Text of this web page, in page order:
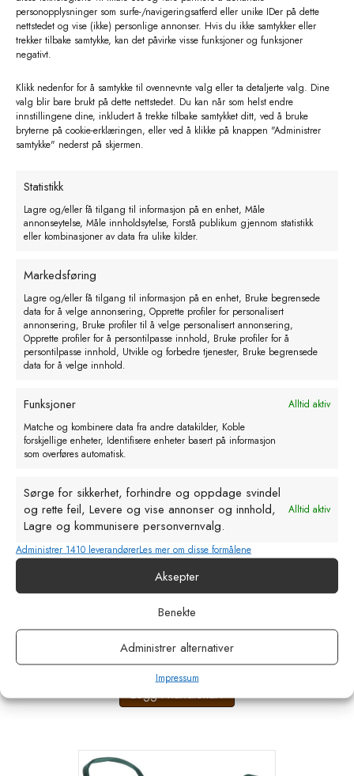
personopplysninger som surfe-/navigeringsatferd eller unike IDer på dette
nettstedet og vise (ikke) personlige annonser. Hvis du ikke samtykker eller
trekker tilbake samtykke, kan det påvirke visse funksjoner og funksjoner
negativt.
Klikk nedenfor for å samtykke til ovennevnte valg eller ta detaljerte valg. Dine
valg blir bare brukt på dette nettstedet. Du kan når som helst endre
innstillingene dine, inkludert å trekke tilbake samtykket ditt, ved å bruke
bryterne på cookie-erklæringen, eller ved å klikke på knappen "Administrer
samtykke" nederst på skjermen.
Statistikk
Lagre og/eller få tilgang til informasjon på en enhet, Måle
annonseytelse, Måle innholdsytelse, Forstå publikum gjennom statistikk
eller kombinasjoner av data fra ulike kilder.
Markedsføring
Lagre og/eller få tilgang til informasjon på en enhet, Bruke begrensede
data for å velge annonsering, Opprette profiler for personalisert
annonsering, Bruke profiler til å velge personalisert annonsering,
Opprette profiler for å persontilpasse innhold, Bruke profiler for å
persontilpasse innhold, Utvikle og forbedre tjenester, Bruke begrensede
data for å velge innhold.
Funksjoner
Alltid aktiv
Matche og kombinere data fra andre datakilder, Koble
forskjellige enheter, Identifisere enheter basert på informasjon
som overføres automatisk.
Sørge for sikkerhet, forhindre og oppdage svindel
og rette feil, Levere og vise annonser og innhold,
Lagre og kommunisere personvernvalg.
Alltid aktiv
Administrer 1410 leverandørerLes mer om disse formålene
Aksepter
Benekte
Administrer alternativer
Impressum
KRUUSE varmepære. 100 W. klar.2
Legg i handlekurv
Kalvesmokk . Rød. 100mm. rund for
automat
kr19,00 eks. MVA
Legg i handlekurv